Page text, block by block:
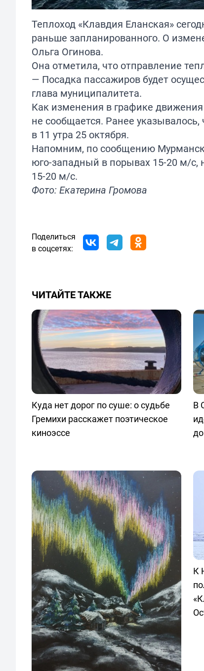
Теплоход «Клавдия Еланская»
раньше запланированного. О
Ольга Огинова.
Она отметила, что отправление
— Посадка пассажиров будет
глава муниципалитета.
Как изменения в графике
не сообщается. Ранее
в 11 утра 25 октября.
Напомним, по сообщению
юго-западный в порывах 15-20 м/с,
15-20 м/с.
Фото: Екатерина Громова
Поделиться
в соцсетях:
ЧИТАЙТЕ ТАКЖЕ
Куда нет дорог по суше: о судьбе
Гремихи расскажет поэтическое
киноэссе
В
К